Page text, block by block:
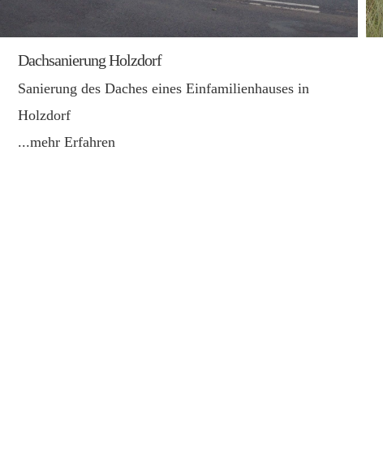
Dachsanierung Holzdorf
Sanierung des Daches eines Einfamilienhauses in
Holzdorf
...mehr Erfahren